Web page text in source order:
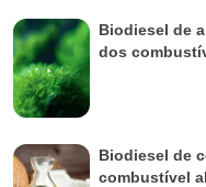
Biodiesel de
dos
Biodiesel de
combustível